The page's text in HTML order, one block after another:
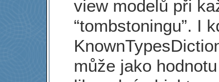
view modelů při
“tombstoningu”. I
může jako